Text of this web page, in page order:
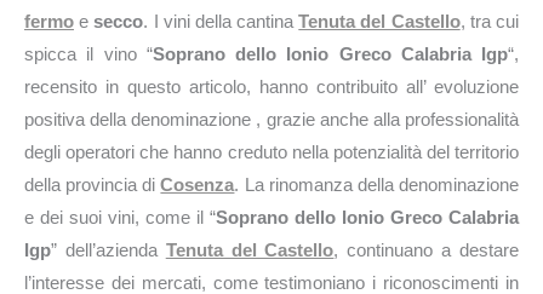
fermo esecco. I vini della cantinaTenuta del Castello, tra cui
spicca il vino “Soprano dello Ionio Greco Calabria Igp“,
recensito in questo articolo, hanno contribuito all’ evoluzione
positiva della denominazione , grazie anche alla professionalità
degli operatori che hanno creduto nella potenzialità del territorio
della provincia diCosenza. La rinomanza della denominazione
e dei suoi vini, come il “Soprano dello Ionio Greco Calabria
Igp” dell’azienda Tenuta del Castello, continuano a destare
l’interesse dei mercati, come testimoniano i riconoscimenti in